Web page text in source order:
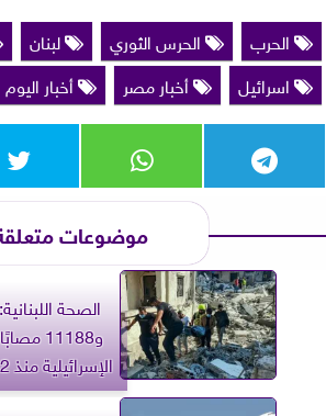
الحرب
الحرس الثوري لبنان
اسرائيل
أخبار مصر أخبار اليوم
موضوعات
و11188
الإسرائيلية منذ 2 مارس الماضي